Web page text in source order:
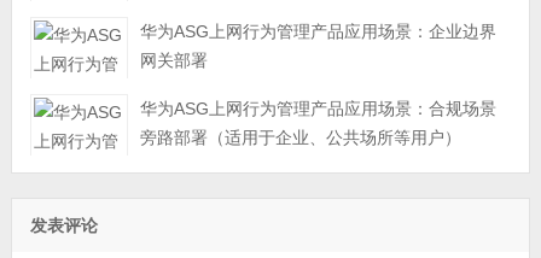
华为ASG上网行为管理产品应用场景：企业边界
网关部署
华为ASG上网行为管理产品应用场景：合规场景
旁路部署（适用于企业、公共场所等用户）
发表评论